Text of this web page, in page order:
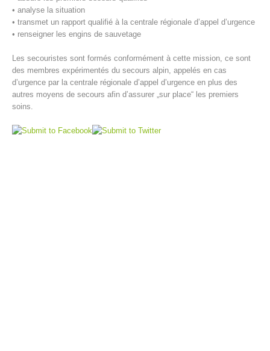
• analyse la situation
• transmet un rapport qualifié à la centrale régionale d’appel d’urgence
• renseigner les engins de sauvetage
Les secouristes sont formés conformément à cette mission, ce sont
des membres expérimentés du secours alpin, appelés en cas
d’urgence par la centrale régionale d’appel d’urgence en plus des
autres moyens de secours afin d’assurer „sur place“ les premiers
soins.